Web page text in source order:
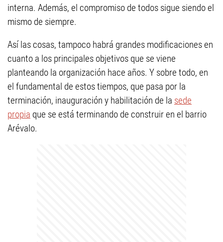
interna. Además, el compromiso de todos sigue siendo el
mismo de siempre.
Así las cosas, tampoco habrá grandes modificaciones en
cuanto a los principales objetivos que se viene
planteando la organización hace años. Y sobre todo, en
el fundamental de estos tiempos, que pasa por la
terminación, inauguración y habilitación de la sede
propia que se está terminando de construir en el barrio
Arévalo.